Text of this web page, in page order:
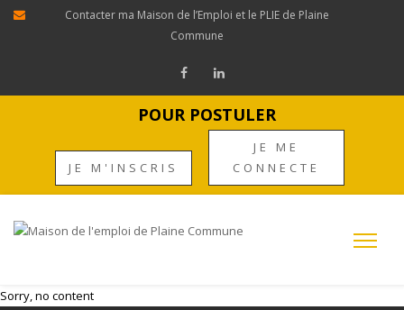
Contacter ma Maison de l’Emploi et le PLIE de Plaine
Commune
POUR POSTULER
JE M'INSCRIS
JE ME
CONNECTE
Sorry, no content